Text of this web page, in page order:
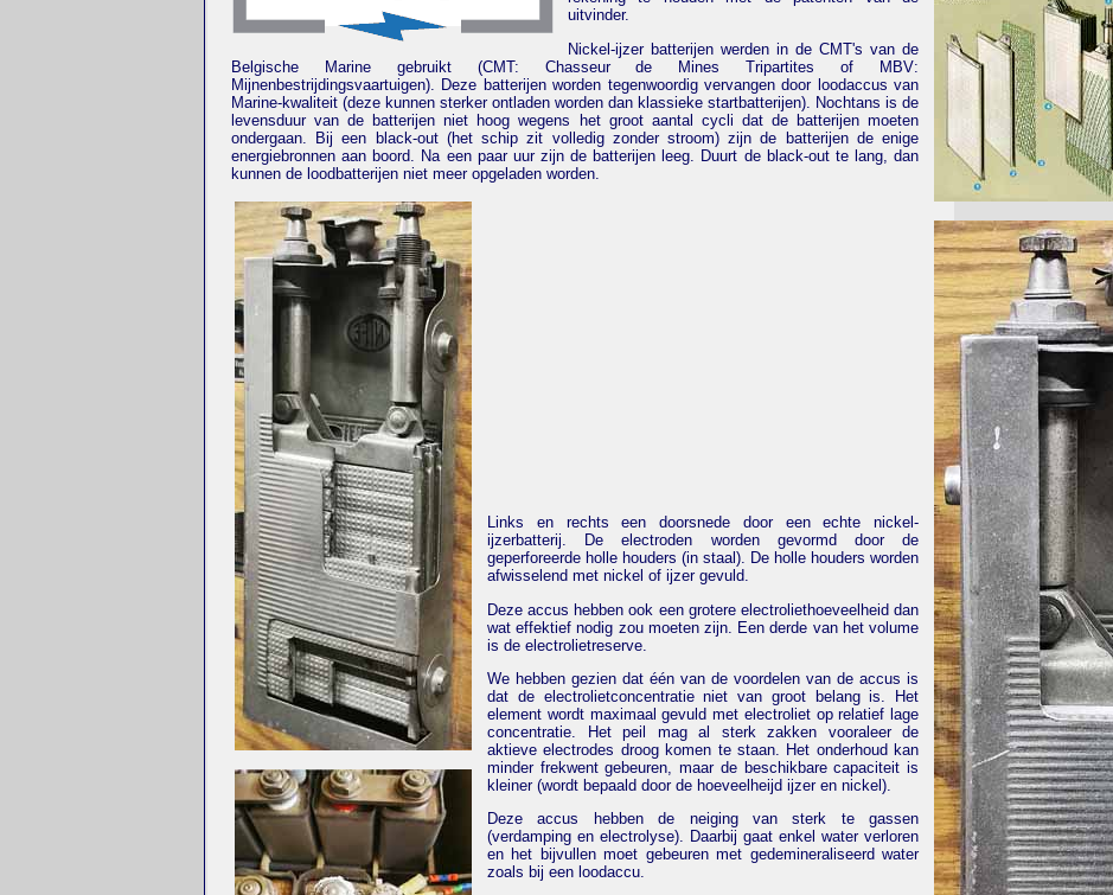
uitvinder.
Nickel-ijzer batterijen werden in de CMT's van de
Belgische Marine gebruikt (CMT: Chasseur de Mines Tripartites of MBV:
Mijnenbestrijdingsvaartuigen). Deze batterijen worden tegenwoordig vervangen door loodaccus van
Marine-kwaliteit (deze kunnen sterker ontladen worden dan klassieke startbatterijen). Nochtans is de
levensduur van de batterijen niet hoog wegens het groot aantal cycli dat de batterijen moeten
ondergaan. Bij een black-out (het schip zit volledig zonder stroom) zijn de batterijen de enige
energiebronnen aan boord. Na een paar uur zijn de batterijen leeg. Duurt de black-out te lang, dan
kunnen de loodbatterijen niet meer opgeladen worden.
Links en rechts een doorsnede door een echte nickel-
ijzerbatterij. De electroden worden gevormd door de
geperforeerde holle houders (in staal). De holle houders worden
afwisselend met nickel of ijzer gevuld.
Deze accus hebben ook een grotere electroliethoeveelheid dan
wat effektief nodig zou moeten zijn. Een derde van het volume
is de electrolietreserve.
We hebben gezien dat één van de voordelen van de accus is
dat de electrolietconcentratie niet van groot belang is. Het
element wordt maximaal gevuld met electroliet op relatief lage
concentratie. Het peil mag al sterk zakken vooraleer de
aktieve electrodes droog komen te staan. Het onderhoud kan
minder frekwent gebeuren, maar de beschikbare capaciteit is
kleiner (wordt bepaald door de hoeveelheijd ijzer en nickel).
Deze accus hebben de neiging van sterk te gassen
(verdamping en electrolyse). Daarbij gaat enkel water verloren
en het bijvullen moet gebeuren met gedemineraliseerd water
zoals bij een loodaccu.